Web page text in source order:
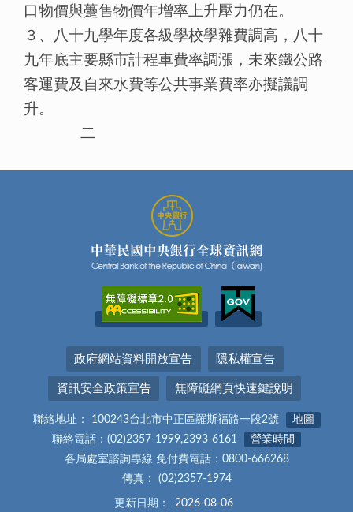
口物價與躉售物價年增率上升壓力仍在。
３、八十九學年度各級學校學雜費調高，八十
九年底主要縣市計程車費率調漲，未來鐵公路
客運費及自來水費等公共事業費率亦擬議調
升。
二
政府網站資料開放宣告 隱私權宣告
資訊安全政策宣告 無障礙網頁快速鍵說明
聯絡地址： 100243台北市中正區羅斯福路一段2號
地圖
聯絡電話：(02)2357-1999,2393-6161
營業時間
各局處室諮詢專線 免付費電話：0800-666268
傳真： (02)2357-1974
更新日期： 2026-08-06